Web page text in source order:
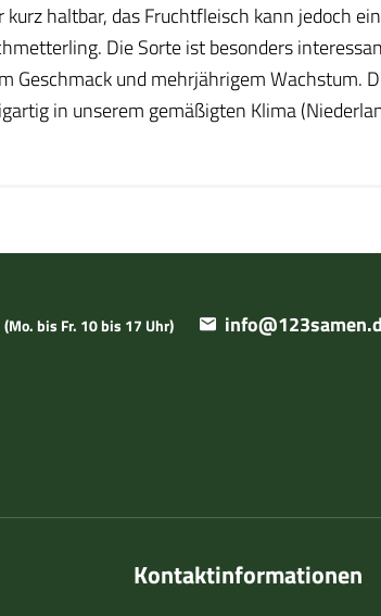
haltbar, das Fruchtfleisch kann jedoch
Die Sorte ist besonders
Geschmack und mehrjährigem Wachstum.
in unserem gemäßigten Klima
(Mo. bis Fr. 10 bis 17 Uhr)
Kontaktinformationen